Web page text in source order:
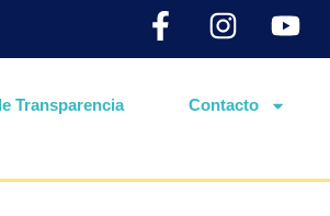
Transparencia Contacto